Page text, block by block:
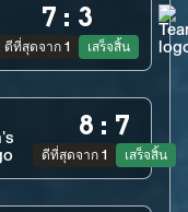
7 : 3
ดีที่สุดจาก 1 เสร็จสิ้น
8 : 7
ดีที่สุดจาก 1 เสร็จสิ้น